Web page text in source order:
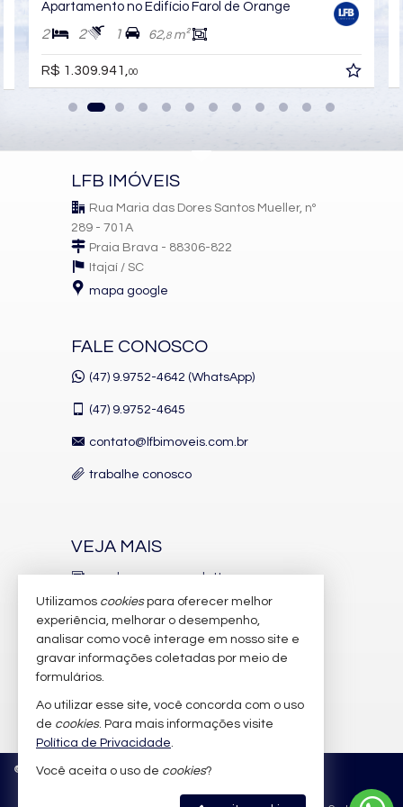
Ar Condicionado
Churrasqueira
Piso Porcelanato
Andar Alto
Decorado
Acabamento em Gesso
Móveis Planejados
Sacada com Churrasqueira
Sacada Técnica
Banheiro Social
Características do Empreendimento
Sala de Jogos
Salão de Festas
Medidores Individuais
Portão Eletrônico
Automação Predial
Câmeras de Segurança
Apartamento no Edifício Farol de Orange
2 2 1 62,8m²
R$ 1.309.941,00
LFB IMÓVEIS
Rua Maria das Dores Santos Mueller, nº
289 - 701A
Praia Brava - 88306-822
Itajaí / SC
mapa google
FALE CONOSCO
(47) 9.9752-4642 (WhatsApp)
(47) 9.9752-4645
contato@lfbimoveis.com.br
trabalhe conosco
VEJA MAIS
receba nosso newsletter
indicadores financeiros
cadastre seu imóvel
imóveis favoritos
mapa de imóveis
© 2026 CRECI/SC 6.388-J Política de Privacidade
Utilizamos cookiespara oferecer melhor
experiência, melhorar o desempenho,
analisar como você interage em nosso site e
gravar informações coletadas por meio de
formulários.
Ao utilizar esse site, você concorda com o uso
de cookies. Para mais informações visite
Política de Privacidade.
Você aceita o uso de cookies?